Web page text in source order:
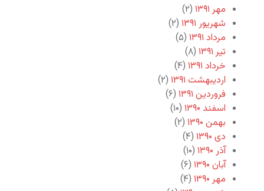
مهر ۱۳۹۱
(۲)
شهریور ۱۳۹۱
(۲)
مرداد ۱۳۹۱
(۵)
تیر ۱۳۹۱
(۸)
خرداد ۱۳۹۱
(۴)
اردیبهشت ۱۳۹۱
(۲)
فروردین ۱۳۹۱
(۶)
اسفند ۱۳۹۰
(۱۰)
بهمن ۱۳۹۰
(۲)
دی ۱۳۹۰
(۴)
آذر ۱۳۹۰
(۱۰)
آبان ۱۳۹۰
(۶)
مهر ۱۳۹۰
(۴)